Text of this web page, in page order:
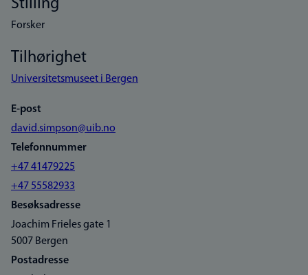
Stilling
Forsker
Tilhørighet
Universitetsmuseet i Bergen
E-post
david.simpson@uib.no
Telefonnummer
+47 41479225
+47 55582933
Besøksadresse
Joachim Frieles gate 1
5007 Bergen
Postadresse